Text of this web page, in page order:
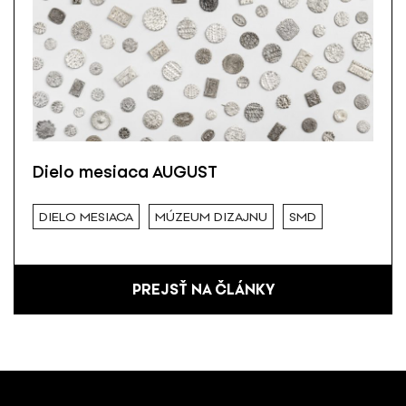
Dielo mesiaca AUGUST
DIELO MESIACA MÚZEUM DIZAJNU SMD
PREJSŤ NA ČLÁNKY